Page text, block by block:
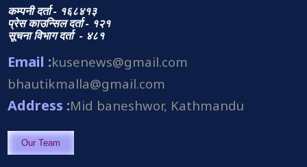
कम्पनी दर्ता - १६८४१३
प्रेस काउन्सिल दर्ता - १२१
सूचना विभाग दर्ता - ४८१
Email :kusenews@gmail.com
bhautikmalla@gmail.com
Address :Mid baneshwor, Kathmandu
Our Team